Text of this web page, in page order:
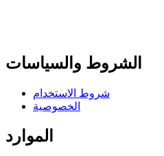
الشروط والسياسات
شروط الاستخدام
الخصوصية
الموارد